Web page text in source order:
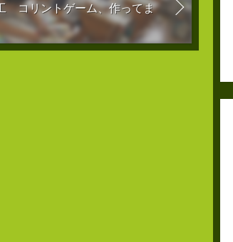
コリントゲーム、作ってま